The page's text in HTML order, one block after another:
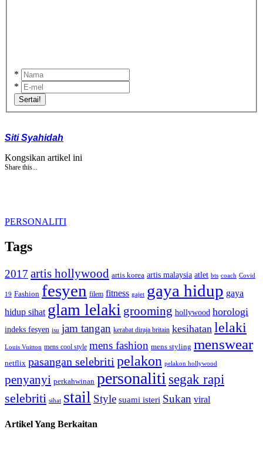
*
*
Sertai!
Siti Syahidah
Kongsikan artikel ini
Share this...
PERSONALITI
Tags
2017 artis hollywood artis korea artis malaysia atlet bts coach Covid
19 Fashion fesyen filem fitness gajet gaya hidup gaya
hidup sihat glam lelaki grooming hollywood horologi
indeks fesyen isu jam tangan kerabat diraja britain kesihatan lelaki
Louis Vuitton mens cool style mens fashion mens styling menswear
netflix pasangan selebriti pelakon pelakon hollywood
penyanyi perkahwinan personaliti segak rapi
selebriti sihat stail Style suami isteri Sukan viral
Artikel Yang Berkaitan